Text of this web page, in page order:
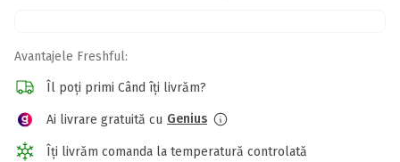
Avantajele Freshful:
Îl poți primi Când îți livrăm?
Ai livrare gratuită cu Genius
Îți livrăm comanda la temperatură controlată